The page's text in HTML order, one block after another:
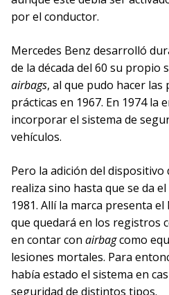
por el conductor.
Mercedes Benz desarrolló
de la década del 60 su propio
airbags, al que pudo hacer
prácticas en 1967. En 1974 la
incorporar el sistema de
vehículos.
Pero la adición del dispositivo
realiza sino hasta que se da
1981. Allí la marca presenta el
que quedará en los registros
en contar con airbagcomo
lesiones mortales. Para
había estado el sistema en
seguridad de distintos tipos.